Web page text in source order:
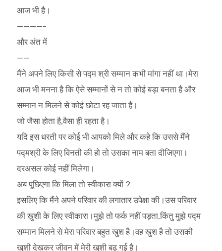
आज भी है।
————-
और अंत में
——
मैंने अपने लिए किसी से पद्म श्री सम्मान कभी मांगा नहीं था।मेरा
आज भी मनना है कि ऐसे सम्मानों से न तो कोई बड़ा बनता है और
सम्मान न मिलने से कोई छोटा रह जाता है।
जो जैसा होता है,वैसा ही रहता है।
यदि इस धरती पर कोई भी आपको मिले और कहे कि उससे मैंने
पद्मश्री के लिए विनती की हो तो उसका नाम बता दीजिएगा।
दरअसल कोई नहीं मिलेगा।
अब पूछिएगा कि मिला तो स्वीकारा क्यों ?
इसलिए कि मैंने अपने परिवार की लगातार उपेक्षा की।उस परिवार
की खुशी के लिए स्वीकारा।मुझे तो फर्क नहीं पड़ता,किंतु मुझे पद्म
सम्मान मिलने से मेरा परिवार बहुत खुश है।वह खुश है तो उसकी
खुशी देखकर जीवन में मेरी खुशी बढ़ गई है।